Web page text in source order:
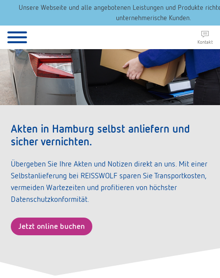
Unsere Webseite und alle angebotenen Leistungen und Produkte
unternehmerische Kunden.
Kontakt
Akten in Hamburg selbst anliefern und
sicher vernichten.
Übergeben Sie Ihre Akten und Notizen direkt an uns. Mit einer
Selbstanlieferung bei REISSWOLF sparen Sie Transportkosten,
vermeiden Wartezeiten und profitieren von höchster
Datenschutzkonformität.
Jetzt online buchen